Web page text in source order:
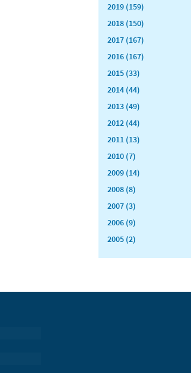
2019 (159)
2018 (150)
2017 (167)
2016 (167)
2015 (33)
2014 (44)
2013 (49)
2012 (44)
2011 (13)
2010 (7)
2009 (14)
2008 (8)
2007 (3)
2006 (9)
2005 (2)